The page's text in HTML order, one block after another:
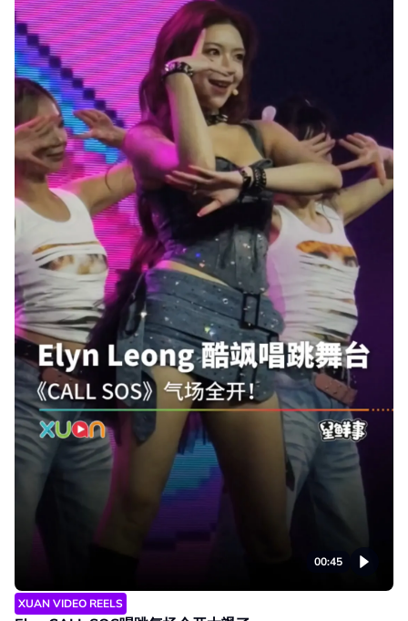
00:45
XUAN VIDEO REELS